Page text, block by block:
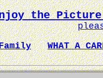
the Picture
WHAT A